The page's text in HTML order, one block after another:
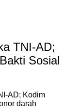
TNI-AD;
Sosial